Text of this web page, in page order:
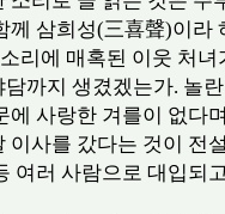
께 삼희성(三喜聲)이라
리에 매혹된 이웃 처녀
까지 생겼겠는가. 놀
에 사랑한 겨를이 없다
이사를 갔다는 것이 전
여러 사람으로 대입되